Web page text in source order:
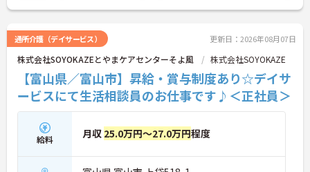
通所介護（デイサービス） 更新日：2026年08月07日
株式会社SOYOKAZEとやまケアセンターそよ風 株式会社SOYOKAZE
【富山県／富山市】昇給・賞与制度あり☆デイサ
ービスにて生活相談員のお仕事です♪＜正社員＞
給料 月収 25.0万円～27.0万円程度